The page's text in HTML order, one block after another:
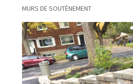
MURS DE SOUTÈNEMENT